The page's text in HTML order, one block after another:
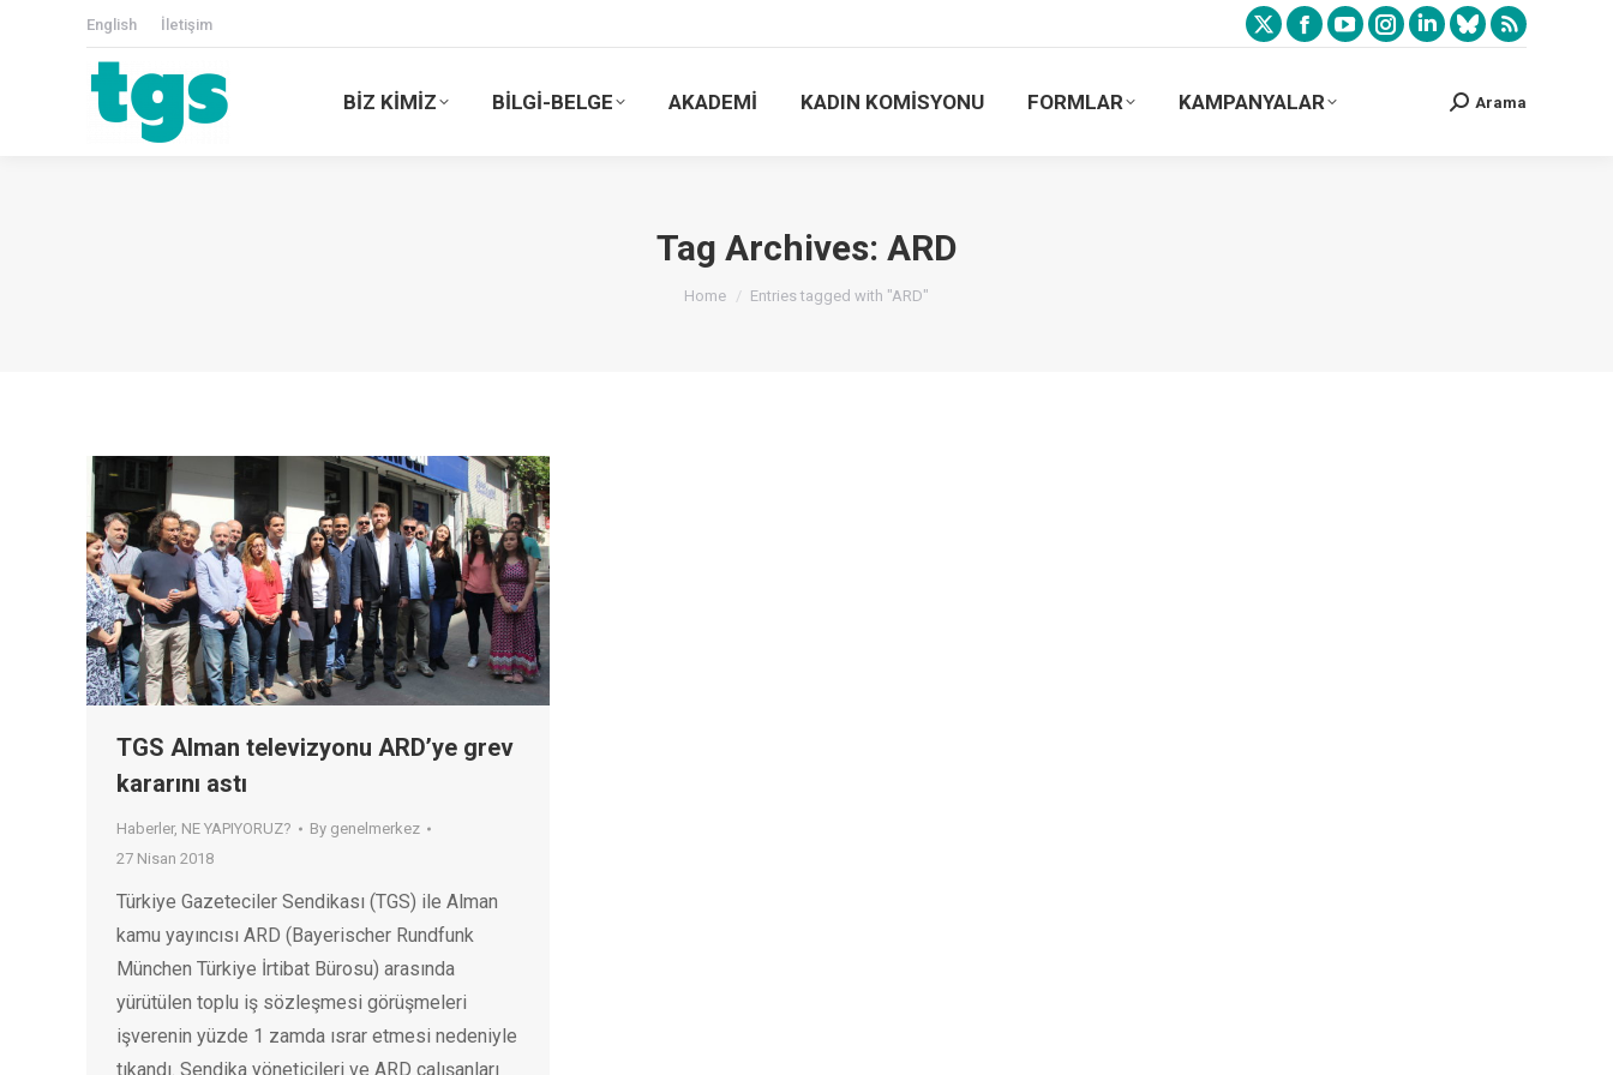
English İletişim
BİZ KİMİZ BİLGİ-BELGE AKADEMİ KADIN KOMİSYONU FORMLAR KAMPANYALAR Arama
Tag Archives: ARD
You are here:
Home Entries tagged with "ARD"
TGS Alman televizyonu ARD’ye grev
kararını astı
Haberler, NE YAPIYORUZ? By genelmerkez
27 Nisan 2018
Türkiye Gazeteciler Sendikası (TGS) ile Alman
kamu yayıncısı ARD (Bayerischer Rundfunk
München Türkiye İrtibat Bürosu) arasında
yürütülen toplu iş sözleşmesi görüşmeleri
işverenin yüzde 1 zamda ısrar etmesi nedeniyle
tıkandı. Sendika yöneticileri ve ARD çalışanları